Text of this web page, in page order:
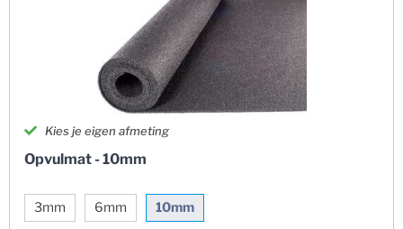
Kies je eigen afmeting
Opvulmat - 10mm
3mm 6mm 10mm